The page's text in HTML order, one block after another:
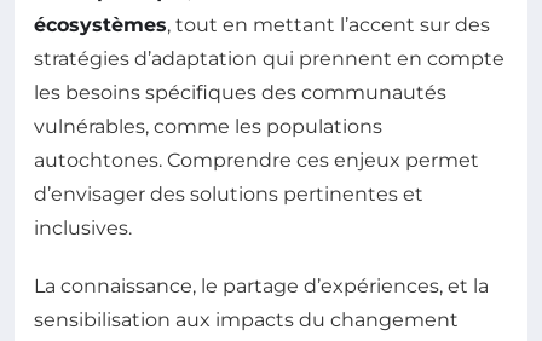
écosystèmes, tout en mettant l’accent sur des
stratégies d’adaptation qui prennent en compte
les besoins spécifiques des communautés
vulnérables, comme les populations
autochtones. Comprendre ces enjeux permet
d’envisager des solutions pertinentes et
inclusives.
La connaissance, le partage d’expériences, et la
sensibilisation aux impacts du changement